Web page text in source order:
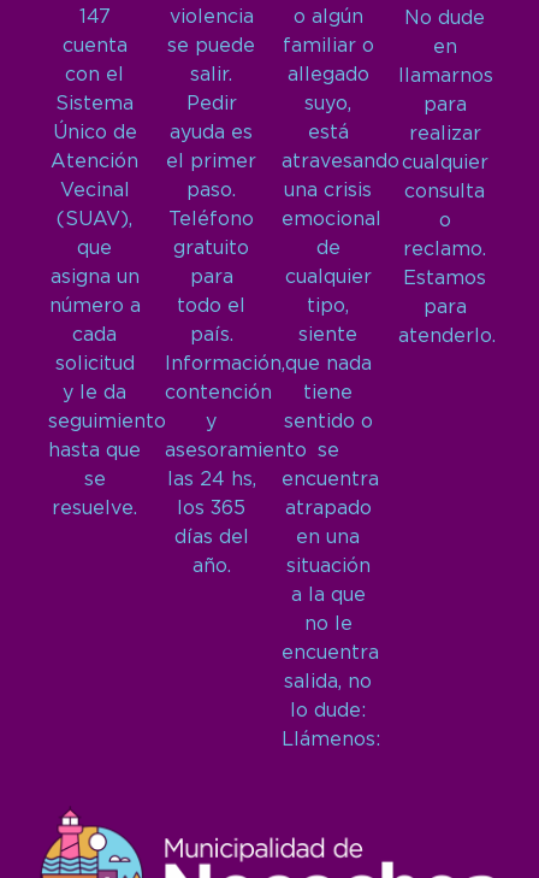
147
cuenta
con el
Sistema
Único de
Atención
Vecinal
(SUAV),
que
asigna un
número a
cada
solicitud
y le da
seguimiento
hasta que
se
resuelve.
violencia
se puede
salir.
Pedir
ayuda es
el primer
paso.
Teléfono
gratuito
para
todo el
país.
Información,
contención
y
asesoramiento
las 24 hs,
los 365
días del
año.
o algún
familiar o
allegado
suyo,
está
atravesando
una crisis
emocional
de
cualquier
tipo,
siente
que nada
tiene
sentido o
se
encuentra
atrapado
en una
situación
a la que
no le
encuentra
salida, no
lo dude:
Llámenos:
No dude
en
llamarnos
para
realizar
cualquier
consulta
o
reclamo.
Estamos
para
atenderlo.